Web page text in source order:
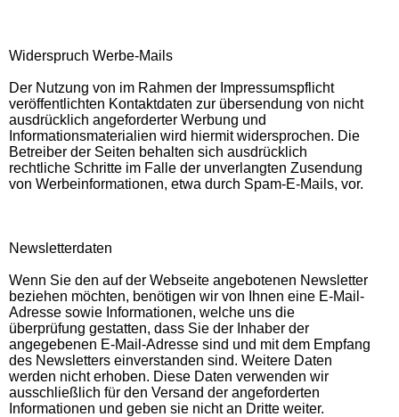
Widerspruch Werbe-Mails
Der Nutzung von im Rahmen der Impressumspflicht
veröffentlichten Kontaktdaten zur übersendung von nicht
ausdrücklich angeforderter Werbung und
Informationsmaterialien wird hiermit widersprochen. Die
Betreiber der Seiten behalten sich ausdrücklich
rechtliche Schritte im Falle der unverlangten Zusendung
von Werbeinformationen, etwa durch Spam-E-Mails, vor.
Newsletterdaten
Wenn Sie den auf der Webseite angebotenen Newsletter
beziehen möchten, benötigen wir von Ihnen eine E-Mail-
Adresse sowie Informationen, welche uns die
überprüfung gestatten, dass Sie der Inhaber der
angegebenen E-Mail-Adresse sind und mit dem Empfang
des Newsletters einverstanden sind. Weitere Daten
werden nicht erhoben. Diese Daten verwenden wir
ausschließlich für den Versand der angeforderten
Informationen und geben sie nicht an Dritte weiter.